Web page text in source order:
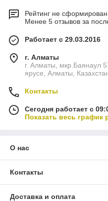
Рейтинг не сформирован
Менее 5 отзывов за
Работает с 29.03.2016
г. Алматы
г. Алматы, мкр.Баянаул
ярусе, Алматы,
Контакты
Сегодня работает с
Показать весь график
О нас
Контакты
Доставка и оплата